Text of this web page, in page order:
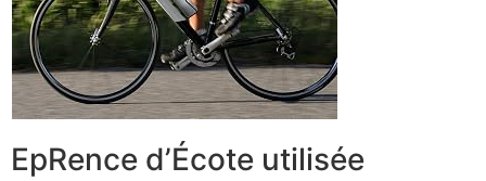
EpRence d’Écote utilisée